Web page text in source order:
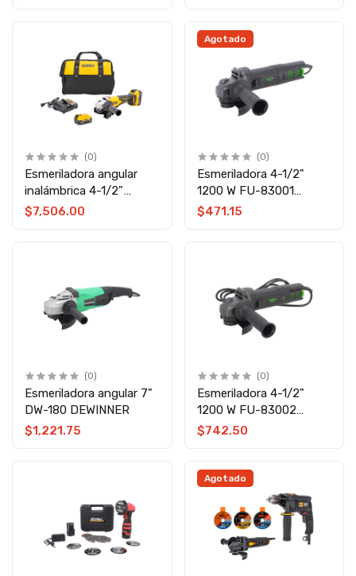
(0)
Esmeriladora angular
inalámbrica 4-1/2"
Brushless DCG408P2
$7,506.00
Agotado
(0)
Esmeriladora 4-1/2"
1200 W FU-83001
Fumetax
$471.15
(0)
Esmeriladora angular 7"
DW-180 DEWINNER
$1,221.75
(0)
Esmeriladora 4-1/2"
1200 W FU-83002
Fumetax
$742.50
Agotado